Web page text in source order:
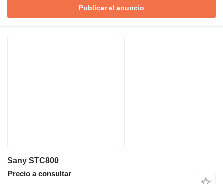
Publicar el anuncio
Sany STC800
Precio a consultar